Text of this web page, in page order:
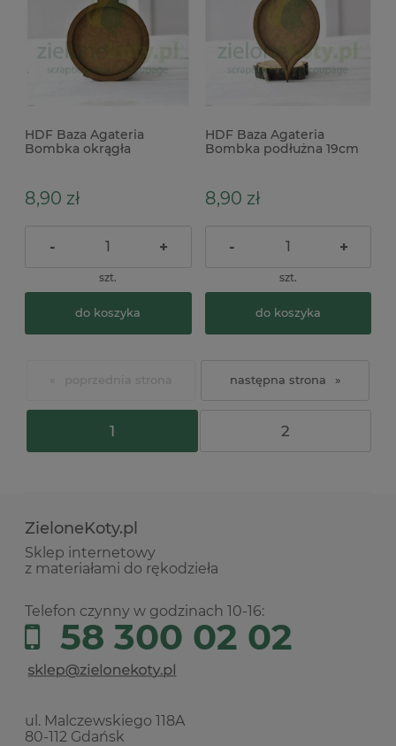
HDF Baza Agateria
Bombka okrągła
8,90 zł
- +
szt.
do koszyka
HDF Baza Agateria
Bombka podłużna 19cm
8,90 zł
- +
szt.
do koszyka
1 2
»
ZieloneKoty.pl
Sklep internetowy
z materiałami do rękodzieła
Telefon czynny w godzinach 10-16:
58 300 02 02
ul. Malczewskiego 118A
80-112 Gdańsk